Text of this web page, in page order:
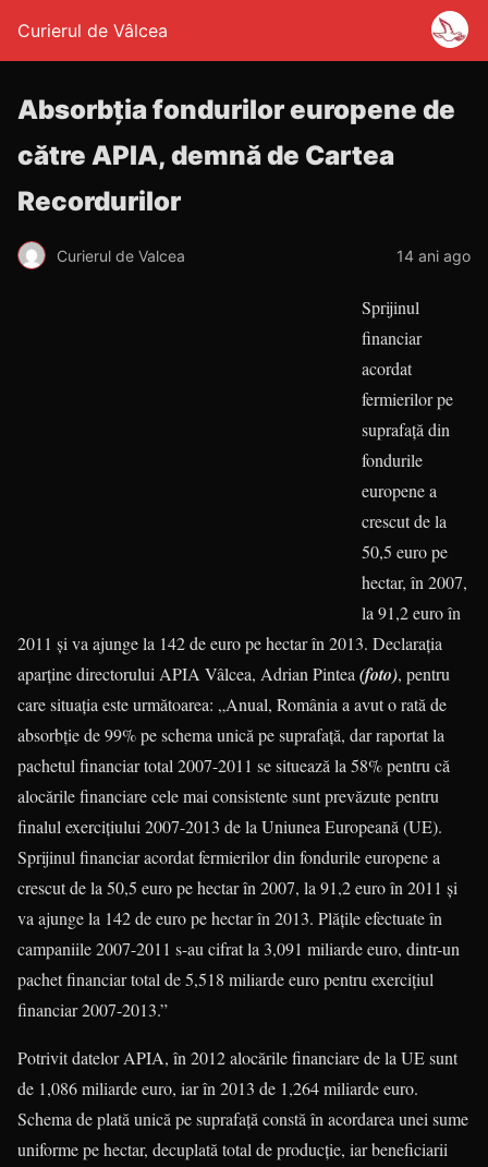
Curierul de Vâlcea
Absorbţia fondurilor europene de
către APIA, demnă de Cartea
Recordurilor
Curierul de Valcea 14 ani ago
Sprijinul
financiar
acordat
fermierilor pe
suprafaţă din
fondurile
europene a
crescut de la
50,5 euro pe
hectar, în 2007,
la 91,2 euro în
2011 şi va ajunge la 142 de euro pe hectar în 2013. Declaraţia
aparţine directorului APIA Vâlcea, Adrian Pintea (foto), pentru
care situaţia este următoarea: „Anual, România a avut o rată de
absorbţie de 99% pe sche­ma unică pe suprafaţă, dar raportat la
pachetul financiar total 2007-2011 se situează la 58% pentru că
alocările financiare cele mai consistente sunt prevăzute pentru
finalul exerciţiului 2007-2013 de la Uniunea Europeană (UE).
Sprijinul financiar acordat fermierilor din fondurile europene a
crescut de la 50,5 euro pe hectar în 2007, la 91,2 euro în 2011 şi
va ajunge la 142 de euro pe hectar în 2013. Plăţile efectuate în
campaniile 2007-2011 s-au cifrat la 3,091 miliarde euro, dintr-un
pachet financiar total de 5,518 miliarde euro pentru exerciţiul
financiar 2007-2013.”
Potrivit datelor APIA, în 2012 alocările financiare de la UE sunt
de 1,086 miliarde euro, iar în 2013 de 1,264 miliarde euro.
Schema de plată unică pe suprafaţă constă în acordarea unei sume
uniforme pe hectar, decuplată total de producţie, iar beneficiarii